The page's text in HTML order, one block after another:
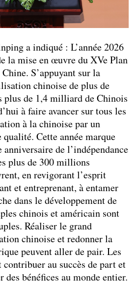
a indiqué : L’année 2026
la mise en œuvre du XVe Plan
S’appuyant sur la
chinoise de plus de
plus de 1,4 milliard de Chinois
à faire avancer sur tous les
à la chinoise par un
qualité. Cette année marque
de l’indépendance
plus de 300 millions
en revigorant l’esprit
et entreprenant, à entamer
dans le développement de
chinois et américain sont
Réaliser le grand
chinoise et redonner la
peuvent aller de pair. Les
contribuer au succès de part et
des bénéfices au monde entier.